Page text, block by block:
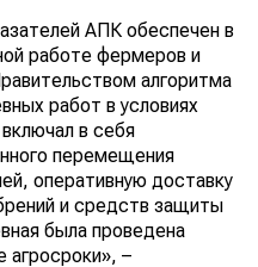
АПК обеспечен в
работе фермеров и
алгоритма
работ в условиях
в себя
перемещения
оперативную доставку
и средств защиты
была проведена
агросроки», –